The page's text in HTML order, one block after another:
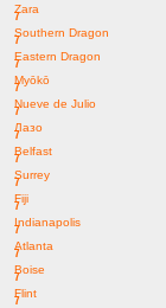
Zara
7
Southern Dragon
7
Eastern Dragon
7
Myōkō
7
Nueve de Julio
7
Лазо
7
Belfast
7
Surrey
7
Fiji
7
Indianapolis
7
Atlanta
7
Boise
7
Flint
7